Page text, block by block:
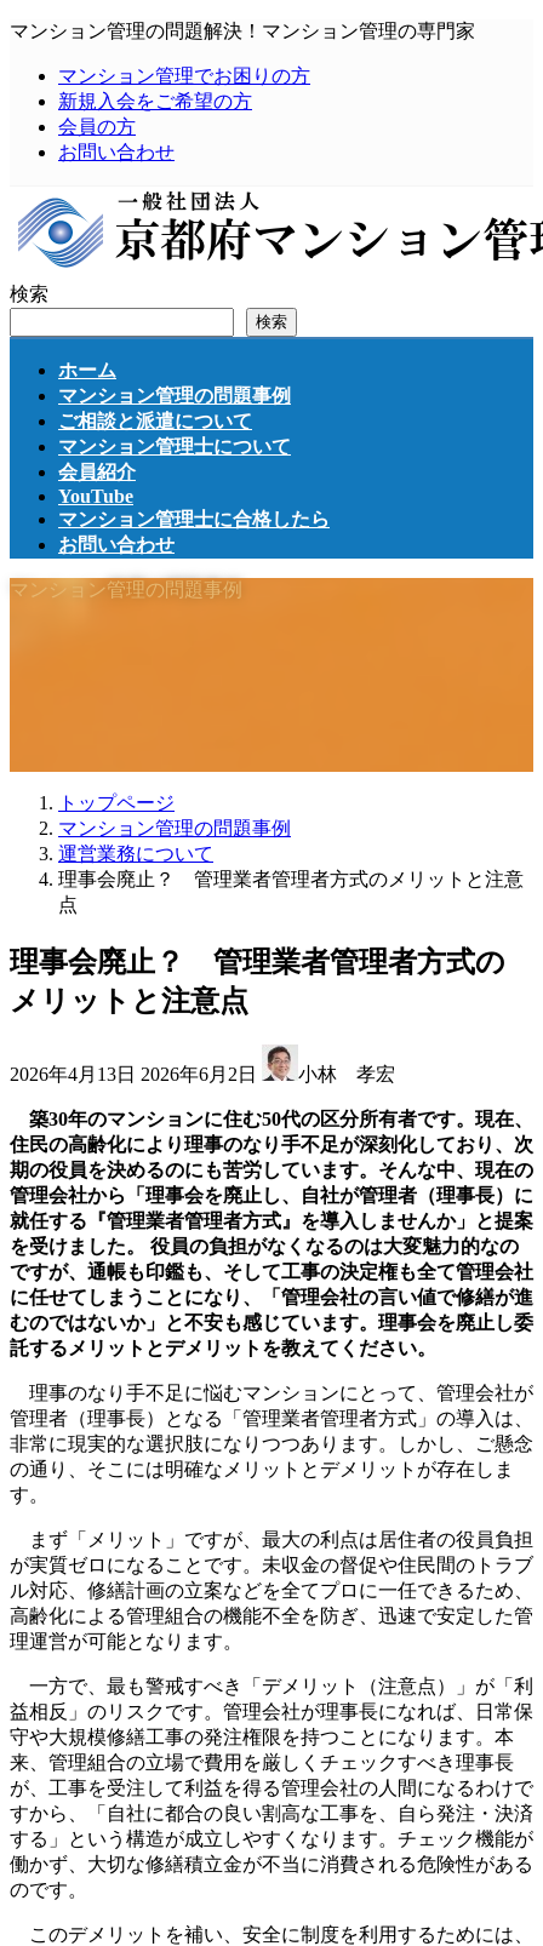
コ
ッ
プ
ナ
移
動
マンション管理の問題解決！マンション管理の専門家
マンション管理でお困りの方
新規入会をご希望の方
会員の方
お問い合わせ
検索
検索
ホーム
マンション管理の問題事例
ご相談と派遣について
マンション管理士について
会員紹介
YouTube
マンション管理士に合格したら
お問い合わせ
マンション管理の問題事例
トップページ
マンション管理の問題事例
運営業務について
理事会廃止？ 管理業者管理者方式のメリットと注意
点
理事会廃止？ 管理業者管理者方式の
メリットと注意点
2026年4月13日 終
新
日
時
:
2026年6月2日 小林 孝宏
築30年のマンションに住む50代の区分所有者です。現在、
住民の高齢化により理事のなり手不足が深刻化しており、次
期の役員を決めるのにも苦労しています。そんな中、現在の
管理会社から「理事会を廃止し、自社が管理者（理事長）に
就任する『管理業者管理者方式』を導入しませんか」と提案
を受けました。 役員の負担がなくなるのは大変魅力的なの
ですが、通帳も印鑑も、そして工事の決定権も全て管理会社
に任せてしまうことになり、「管理会社の言い値で修繕が進
むのではないか」と不安も感じています。理事会を廃止し委
託するメリットとデメリットを教えてください。
理事のなり手不足に悩むマンションにとって、管理会社が
管理者（理事長）となる「管理業者管理者方式」の導入は、
非常に現実的な選択肢になりつつあります。しかし、ご懸念
の通り、そこには明確なメリットとデメリットが存在しま
す。
まず「メリット」ですが、最大の利点は居住者の役員負担
が実質ゼロになることです。未収金の督促や住民間のトラブ
ル対応、修繕計画の立案などを全てプロに一任できるため、
高齢化による管理組合の機能不全を防ぎ、迅速で安定した管
理運営が可能となります。
一方で、最も警戒すべき「デメリット（注意点）」が「利
益相反」のリスクです。管理会社が理事長になれば、日常保
守や大規模修繕工事の発注権限を持つことになります。本
来、管理組合の立場で費用を厳しくチェックすべき理事長
が、工事を受注して利益を得る管理会社の人間になるわけで
すから、「自社に都合の良い割高な工事を、自ら発注・決済
する」という構造が成立しやすくなります。チェック機能が
働かず、大切な修繕積立金が不当に消費される危険性がある
のです。
このデメリットを補い、安全に制度を利用するためには、